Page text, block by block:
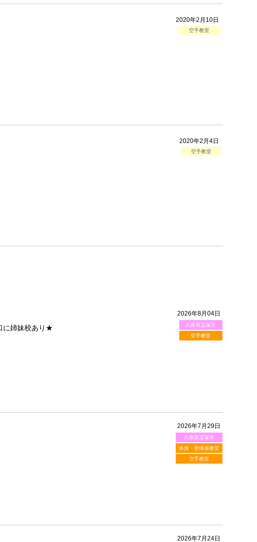
2020年2月10日
空手教室
2020年2月4日
空手教室
2026年8月04日
兵庫県宝塚市
空手教室
に姉妹校あり★
2026年7月29日
兵庫県宝塚市
体操・新体操教室
空手教室
2026年7月24日